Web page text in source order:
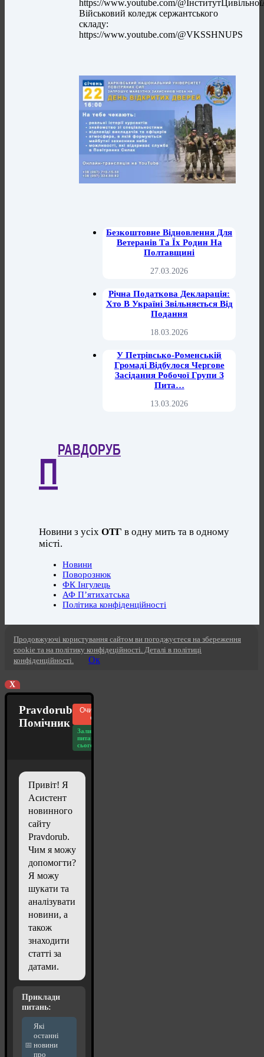
https://www.youtube.com/
Військовий коледж сержантського
складу:
https://www.youtube.com/@VKSSHNUPS
Безкоштовне Відновлення Для
Ветеранів Та Їх Родин На
Полтавщині
27.03.2026
Річна Податкова Декларація:
Хто В Україні Звільняється Від
Подання
18.03.2026
У Петрівсько-Роменській
Громаді Відбулося Чергове
Засідання Робочої Групи З
Пита…
13.03.2026
П
РАВДОРУБ
Новини з усіхОТГ в одну мить та в одному
місті.
Новини
Поворознюк
ФК Інгулець
АФ П’ятихатська
Політика конфіденційності
Продовжуючі користування сайтом ви погоджуєтеся на збереження
cookie та на політику конфідеційності. Деталі в політиці
конфіденційності.
Ок
X
Pravdorub
Помічник
Очистити
чат
Залишилось
питань
сьогодні: 20
Привіт! Я
Асистент
новинного
сайту
Pravdorub.
Чим я можу
допомогти?
Я можу
шукати та
аналізувати
новини, а
також
знаходити
статті за
датами.
Приклади
питань:
Які
останні
новини
про